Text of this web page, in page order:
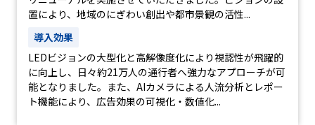
置により、地域のにぎわい創出や都市景観の活性...
導入効果
LEDビジョンの大型化と高解像度化により視認性が飛躍的
に向上し、日々約21万人の通行者へ強力なアプローチが可
能となりました。また、AIカメラによる人流分析とレポー
ト機能により、広告効果の可視化・数値化...